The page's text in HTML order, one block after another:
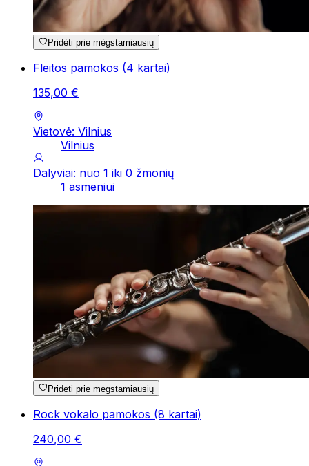
Pridėti prie mėgstamiausių
Fleitos pamokos (4 kartai)
135,00 €
Vietovė: Vilnius
Vilnius
Dalyviai: nuo 1 iki 0 žmonių
1 asmeniui
Pridėti prie mėgstamiausių
Rock vokalo pamokos (8 kartai)
240,00 €